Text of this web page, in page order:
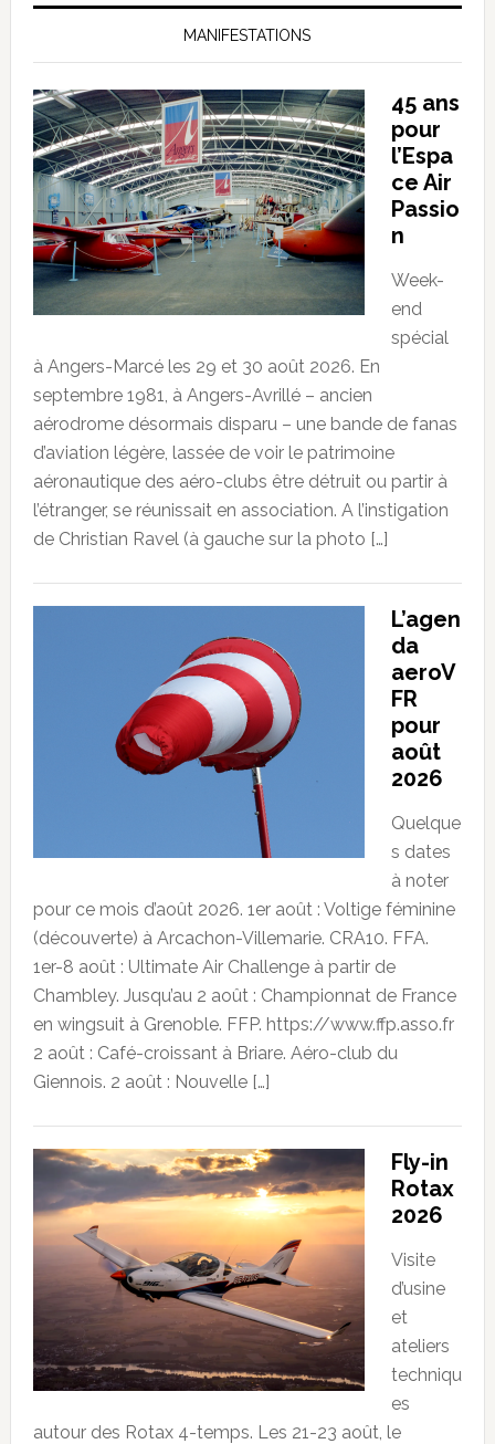
MANIFESTATIONS
45 ans
pour
l’Espa
ce Air
Passio
n
Week-
end
spécial
à Angers-Marcé les 29 et 30 août 2026. En
septembre 1981, à Angers-Avrillé – ancien
aérodrome désormais disparu – une bande de fanas
d’aviation légère, lassée de voir le patrimoine
aéronautique des aéro-clubs être détruit ou partir à
l’étranger, se réunissait en association. A l’instigation
de Christian Ravel (à gauche sur la photo […]
L’agen
da
aeroV
FR
pour
août
2026
Quelque
s dates
à noter
pour ce mois d’août 2026. 1er août : Voltige féminine
(découverte) à Arcachon-Villemarie. CRA10. FFA.
1er-8 août : Ultimate Air Challenge à partir de
Chambley. Jusqu’au 2 août : Championnat de France
en wingsuit à Grenoble. FFP. https://www.ffp.asso.fr
2 août : Café-croissant à Briare. Aéro-club du
Giennois. 2 août : Nouvelle […]
Fly-in
Rotax
2026
Visite
d’usine
et
ateliers
techniqu
es
autour des Rotax 4-temps. Les 21-23 août, le